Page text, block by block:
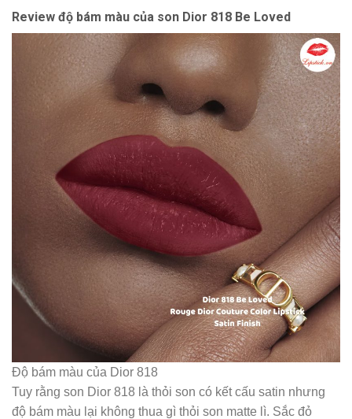
Review độ bám màu của son Dior 818 Be Loved
Độ bám màu của Dior 818
Tuy rằng son Dior 818 là thỏi son có kết cấu satin nhưng
độ bám màu lại không thua gì thỏi son matte lì. Sắc đỏ